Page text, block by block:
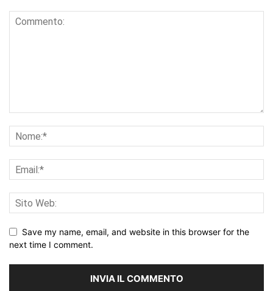
Save my name, email, and website in this browser for the
next time I comment.